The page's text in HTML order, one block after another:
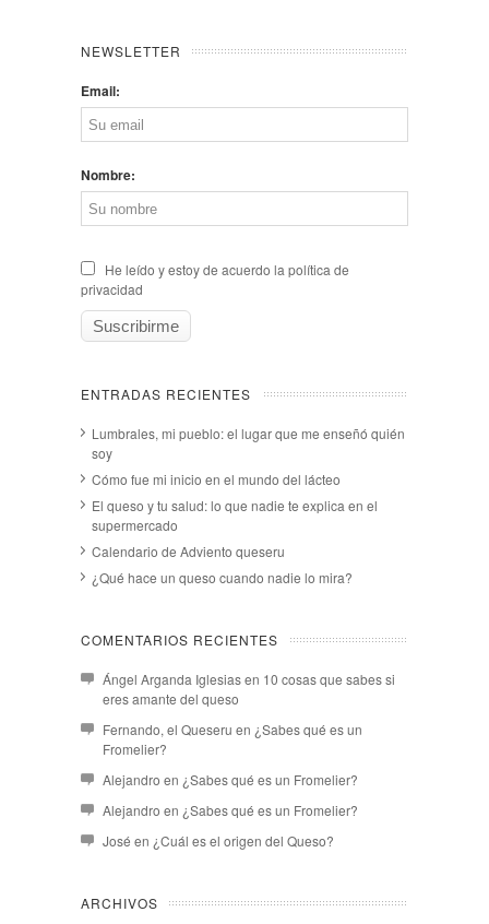
NEWSLETTER
Email:
Nombre:
He leído y estoy de acuerdo la política de
privacidad
ENTRADAS RECIENTES
Lumbrales, mi pueblo: el lugar que me enseñó quién
soy
Cómo fue mi inicio en el mundo del lácteo
El queso y tu salud: lo que nadie te explica en el
supermercado
Calendario de Adviento queseru
¿Qué hace un queso cuando nadie lo mira?
COMENTARIOS RECIENTES
Ángel Arganda Iglesiasen 10 cosas que sabes si
eres amante del queso
Fernando, el Queseru en ¿Sabes qué es un
Fromelier?
Alejandro en ¿Sabes qué es un Fromelier?
Alejandro en ¿Sabes qué es un Fromelier?
José en ¿Cuál es el origen del Queso?
ARCHIVOS